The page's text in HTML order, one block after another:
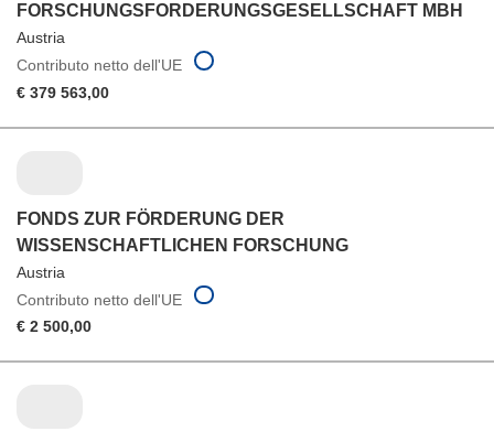
FORSCHUNGSFORDERUNGSGESELLSCHAFT MBH
Austria
Contributo netto dell'UE
€ 379 563,00
FONDS ZUR FÖRDERUNG DER
WISSENSCHAFTLICHEN FORSCHUNG
Austria
Contributo netto dell'UE
€ 2 500,00